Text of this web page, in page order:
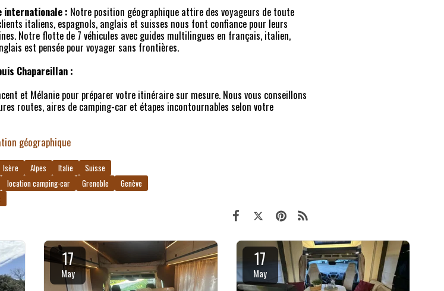
internationale : Notre position géographique attire des voyageurs de toute
italiens, espagnols, anglais et suisses nous font confiance pour leurs
Notre flotte de 7 véhicules avec guides multilingues en français, italien,
est pensée pour voyager sans frontières.
Chapareillan :
et Mélanie pour préparer votre itinéraire sur mesure. Nous vous conseillons
routes, aires de camping-car et étapes incontournables selon votre
géographique
Isère Alpes Italie
Suisse
location camping-car Grenoble
Genève
17
May
17
May